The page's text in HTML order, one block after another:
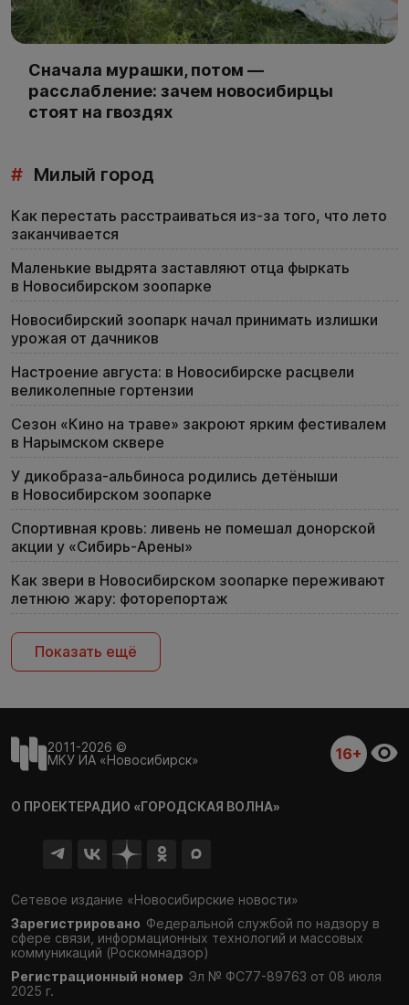
Сначала мурашки, потом —
расслабление: зачем новосибирцы
стоят на гвоздях
# Милый город
Как перестать расстраиваться из-за того, что лето
заканчивается
Маленькие выдрята заставляют отца фыркать
в Новосибирском зоопарке
Новосибирский зоопарк начал принимать излишки
урожая от дачников
Настроение августа: в Новосибирске расцвели
великолепные гортензии
Сезон «Кино на траве» закроют ярким фестивалем
в Нарымском сквере
У дикобраза-альбиноса родились детёныши
в Новосибирском зоопарке
Спортивная кровь: ливень не помешал донорской
акции у «Сибирь-Арены»
Как звери в Новосибирском зоопарке переживают
летнюю жару: фоторепортаж
Показать ещё
2011-2026 ©
МКУ ИА «Новосибирск»
16+
О ПРОЕКТЕРАДИО «ГОРОДСКАЯ ВОЛНА»
Сетевое издание «Новосибирские новости»
Зарегистрировано Федеральной службой по надзору в
сфере связи, информационных технологий и массовых
коммуникаций (Роскомнадзор)
Регистрационный номер Эл № ФС77-89763 от 08 июля
2025 г.